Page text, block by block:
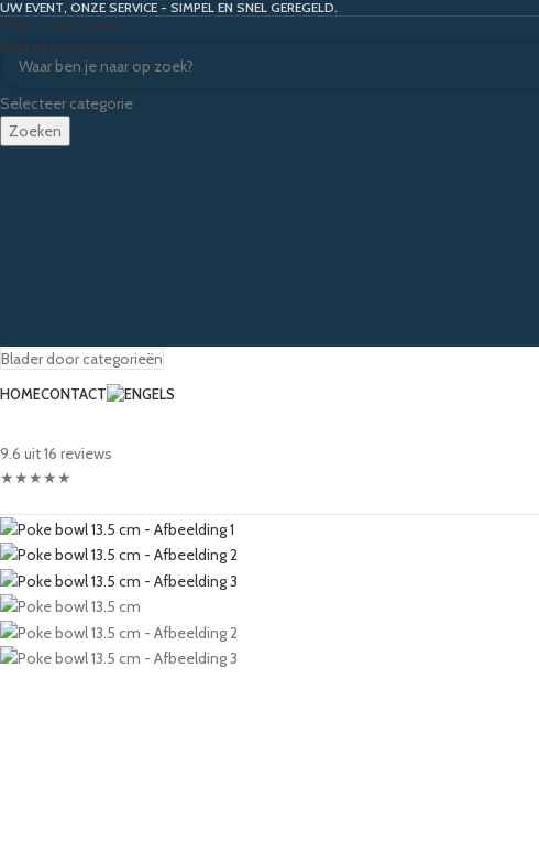
Skip to navigation
Skip to main content
UW EVENT, ONZE SERVICE - SIMPEL EN SNEL GEREGELD.
Selecteer categorie
Zoeken
Blader door categorieën
HOMECONTACT
9.6 uit 16 reviews
★★★★★